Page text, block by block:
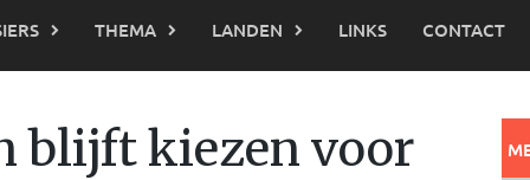
THEMA LANDEN LINKS CONTACT
blijft kiezen voor